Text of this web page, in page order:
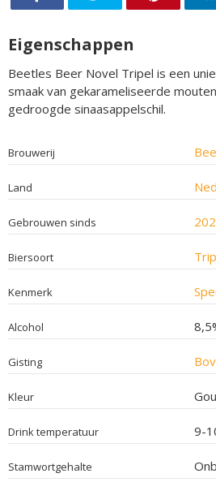
Eigenschappen
Beetles Beer Novel Tripel is een
smaak van gekarameliseerde
gedroogde sinaasappelschil.
Brouwerij
Land
Gebrouwen sinds
Biersoort
Kenmerk
Alcohol
Gisting
Kleur
Drink temperatuur 9-
Stamwortgehalte